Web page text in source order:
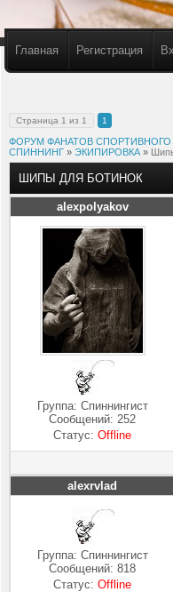
Главная Регистрация
Страница 1 из 1 1
ФОРУМ ФАНАТОВ
СПИННИНГ » ЭКИПИРОВКА »
ШИПЫ ДЛЯ БОТИНОК
alexpolyakov
Группа: Спиннингист
Сообщений:252
Статус:Offline
alexrvlad
Группа: Спиннингист
Сообщений:818
Статус:Offline